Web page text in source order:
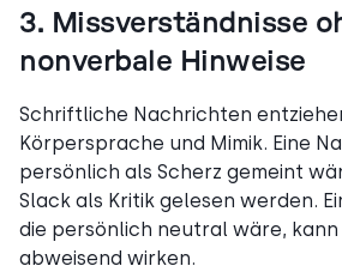
3. Missverständnisse
nonverbale Hinweise
Schriftliche Nachrichten
Körpersprache und Mimik. Eine
persönlich als Scherz gemeint
Slack als Kritik gelesen werden.
die persönlich neutral wäre, kann
abweisend wirken.